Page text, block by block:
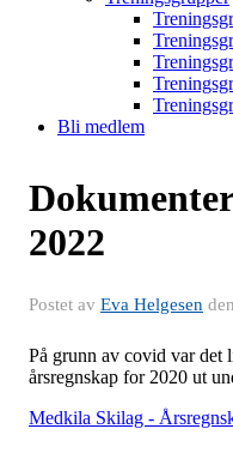
Bli medlem
2022
Postet av Eva Helgesen den
På grunn av covid var det
årsregnskap for 2020 ut
Medkila Skilag -